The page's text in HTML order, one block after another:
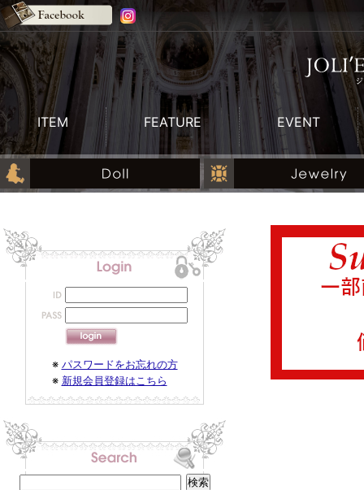
ITEM FEATURE EVENT
※ パスワードをお忘れの方
※ 新規会員登録はこちら